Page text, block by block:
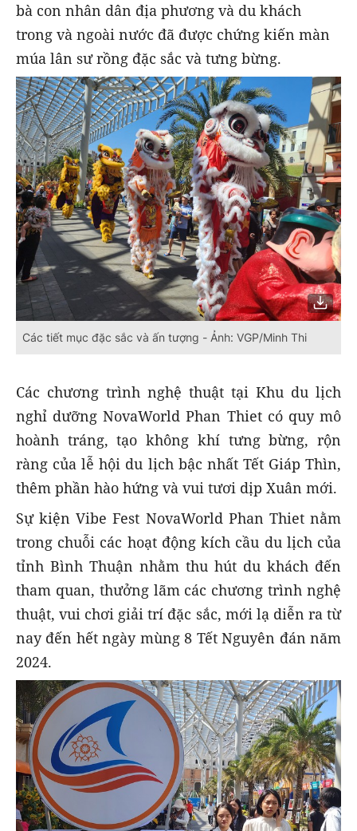
bà con nhân dân địa phương và du khách
trong và ngoài nước đã được chứng kiến màn
múa lân sư rồng đặc sắc và tưng bừng.
Các tiết mục đặc sắc và ấn tượng - Ảnh: VGP/Minh Thi
Các chương trình nghệ thuật tại Khu du lịch
nghỉ dưỡng NovaWorld Phan Thiet có quy mô
hoành tráng, tạo không khí tưng bừng, rộn
ràng của lễ hội du lịch bậc nhất Tết Giáp Thìn,
thêm phần hào hứng và vui tươi dịp Xuân mới.
Sự kiện Vibe Fest NovaWorld Phan Thiet nằm
trong chuỗi các hoạt động kích cầu du lịch của
tỉnh Bình Thuận nhằm thu hút du khách đến
tham quan, thưởng lãm các chương trình nghệ
thuật, vui chơi giải trí đặc sắc, mới lạ diễn ra từ
nay đến hết ngày mùng 8 Tết Nguyên đán năm
2024.